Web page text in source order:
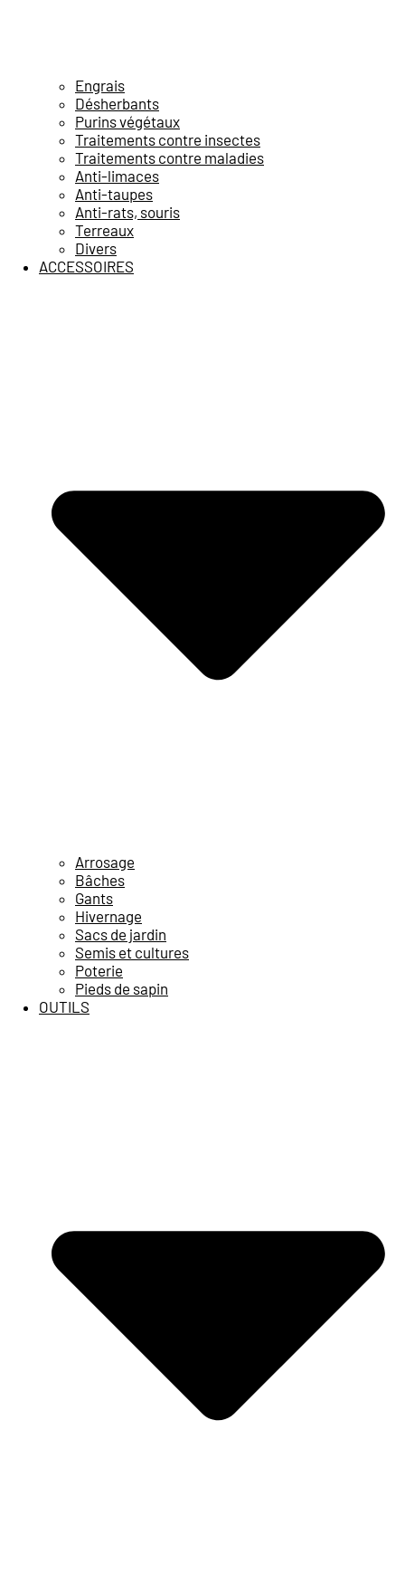
Engrais
Désherbants
Purins végétaux
Traitements contre insectes
Traitements contre maladies
Anti-limaces
Anti-taupes
Anti-rats, souris
Terreaux
Divers
ACCESSOIRES
Arrosage
Bâches
Gants
Hivernage
Sacs de jardin
Semis et cultures
Poterie
Pieds de sapin
OUTILS